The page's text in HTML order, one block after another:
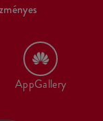
AppGallery